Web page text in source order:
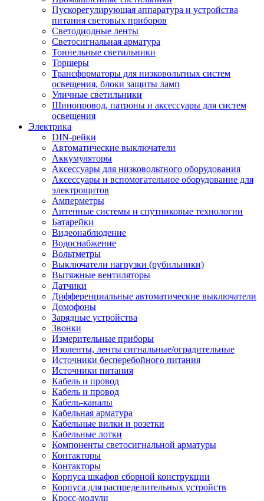
Пускорегулирующая аппаратура и устройства
питания световых приборов
Светодиодные ленты
Светосигнальная арматура
Тоннельные светильники
Торшеры
Трансформаторы для низковольтных систем
освещения, блоки защиты ламп
Уличные светильники
Шинопровод, патроны и аксессуары для систем
освещения
Электрика
DIN-рейки
Автоматические выключатели
Аккумуляторы
Аксессуары для низковольтного оборудования
Аксессуары и вспомогательное оборудование для
электрощитов
Амперметры
Антенные системы и спутниковые технологии
Батарейки
Видеонаблюдение
Водоснабжение
Вольтметры
Выключатели нагрузки (рубильники)
Вытяжные вентиляторы
Датчики
Дифференциальные автоматические выключатели
Домофоны
Зарядные устройства
Звонки
Измерительные приборы
Изоленты, ленты сигнальные/оградительные
Источники бесперебойного питания
Источники питания
Кабель и провод
Кабель и провод
Кабель-каналы
Кабельная арматура
Кабельные вилки и розетки
Кабельные лотки
Компоненты светосигнальной арматуры
Контакторы
Контакторы
Корпуса шкафов сборной конструкции
Корпуса для распределительных устройств
Кросс-модули